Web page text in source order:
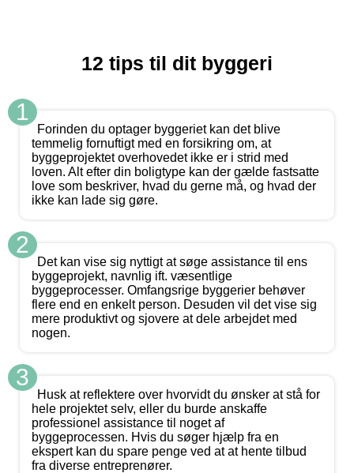
12 tips til dit byggeri
1
Forinden du optager byggeriet kan det blive
temmelig fornuftigt med en forsikring om, at
byggeprojektet overhovedet ikke er i strid med
loven. Alt efter din boligtype kan der gælde fastsatte
love som beskriver, hvad du gerne må, og hvad der
ikke kan lade sig gøre.
2
Det kan vise sig nyttigt at søge assistance til ens
byggeprojekt, navnlig ift. væsentlige
byggeprocesser. Omfangsrige byggerier behøver
flere end en enkelt person. Desuden vil det vise sig
mere produktivt og sjovere at dele arbejdet med
nogen.
3
Husk at reflektere over hvorvidt du ønsker at stå for
hele projektet selv, eller du burde anskaffe
professionel assistance til noget af
byggeprocessen. Hvis du søger hjælp fra en
ekspert kan du spare penge ved at at hente tilbud
fra diverse entreprenører.